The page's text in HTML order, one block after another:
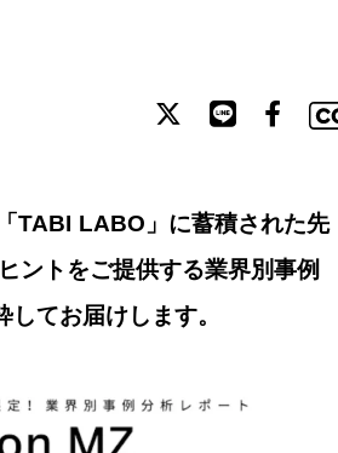
TABI LABO」に蓄積された先
ントをご提供する業界別事例
てお届けします。